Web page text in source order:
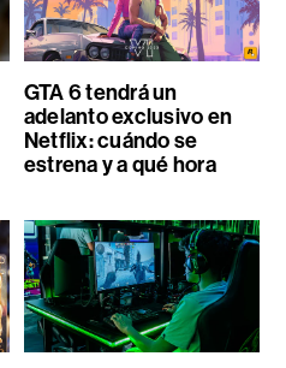
GTA 6 tendrá un
adelanto exclusivo en
Netflix: cuándo se
estrena y a qué hora